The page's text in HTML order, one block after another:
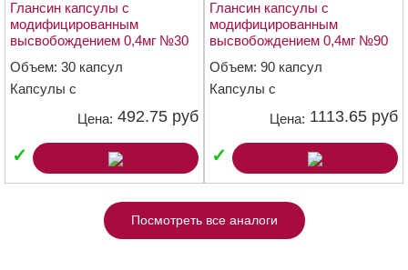
Глансин капсулы с
модифицированным
высвобождением 0,4мг №30
Объем: 30 капсул
Капсулы с
высвобождением 0,4 мг
Цена: 492.75 руб
✓
Глансин капсулы с
модифицированным
высвобождением 0,4мг №90
Объем: 90 капсул
Капсулы с
высвобождением 0,4 мг
Цена: 1113.65 руб
✓
Посмотреть все аналоги